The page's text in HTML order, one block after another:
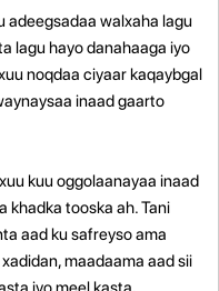
adeegsadaa walxaha lagu
lagu hayo danahaaga iyo
noqdaa ciyaar kaqaybgal
inaad gaarto
kuu oggolaanayaa inaad
khadka tooska ah. Tani
aad ku safreyso ama
maadaama aad sii